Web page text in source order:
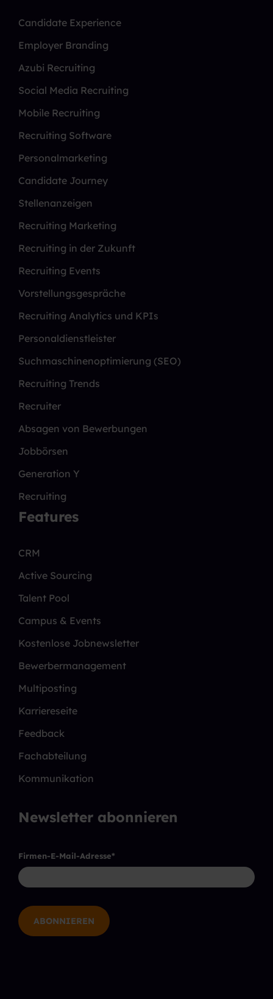
Candidate Experience
Employer Branding
Azubi Recruiting
Social Media Recruiting
Mobile Recruiting
Recruiting Software
Personalmarketing
Candidate Journey
Stellenanzeigen
Recruiting Marketing
Recruiting in der Zukunft
Recruiting Events
Vorstellungsgespräche
Recruiting Analytics und KPIs
Personaldienstleister
Suchmaschinenoptimierung (SEO)
Recruiting Trends
Recruiter
Absagen von Bewerbungen
Jobbörsen
Generation Y
Recruiting
Features
CRM
Active Sourcing
Talent Pool
Campus & Events
Kostenlose Jobnewsletter
Bewerbermanagement
Multiposting
Karriereseite
Feedback
Fachabteilung
Kommunikation
Newsletter abonnieren
Firmen-E-Mail-Adresse*